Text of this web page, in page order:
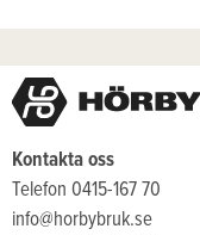
Kontakta oss
Telefon 0415-167 70
info@horbybruk.se